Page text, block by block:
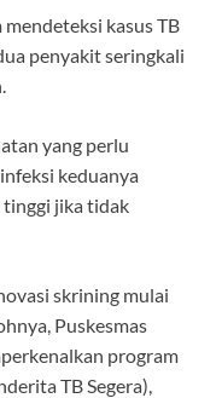
kasus TB
penyakit seringkali
yang perlu
keduanya
jika tidak
skrining mulai
Puskesmas
program
TB Segera),